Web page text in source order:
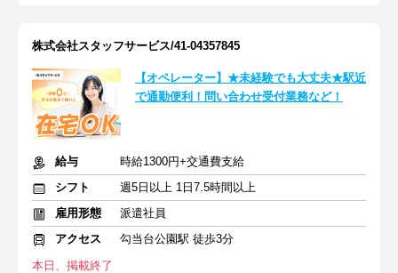
株式会社スタッフサービス/41-04357845
【オペレーター】★未経験でも大丈夫★駅近
で通勤便利！問い合わせ受付業務など！
給与
時給1300円+交通費支給
シフト
週5日以上 1日7.5時間以上
雇用形態
派遣社員
アクセス
勾当台公園駅 徒歩3分
本日、掲載終了